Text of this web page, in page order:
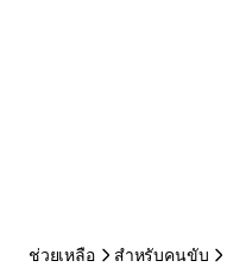
ช่วยเหลือ สำหรับคนขับ